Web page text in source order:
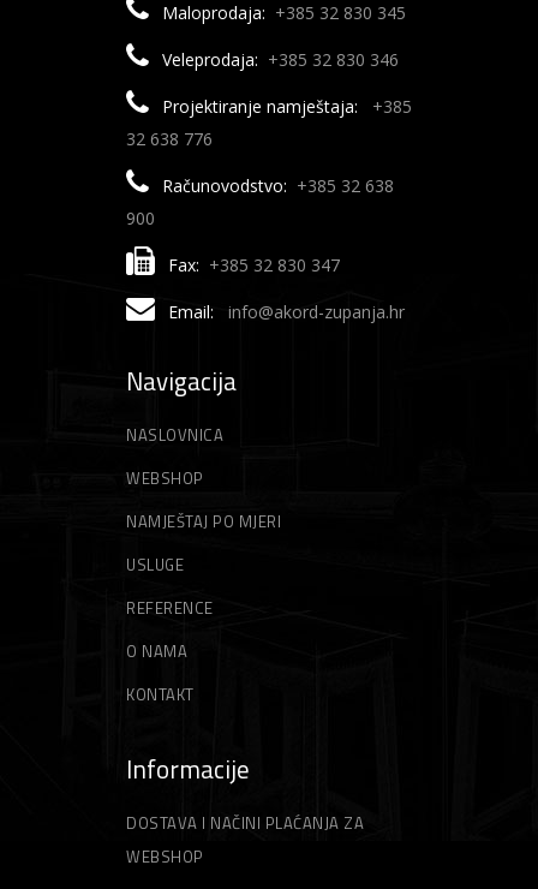
Maloprodaja: +385 32 830 345
Veleprodaja: +385 32 830 346
Projektiranje namještaja:
+385
32 638 776
Računovodstvo: +385 32 638
900
Fax: +385 32 830 347
Email: info@akord-zupanja.hr
Navigacija
NASLOVNICA
WEBSHOP
NAMJEŠTAJ PO MJERI
USLUGE
REFERENCE
O NAMA
KONTAKT
Informacije
DOSTAVA I NAČINI PLAĆANJA ZA
WEBSHOP